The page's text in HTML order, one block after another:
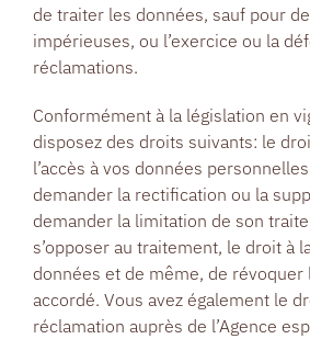
de traiter les données, sauf pour
impérieuses, ou l’exercice ou la
réclamations.
Conformément à la législation en
disposez des droits suivants: le
l’accès à vos données
demander la rectification ou la
demander la limitation de son
s’opposer au traitement, le droit à
données et de même, de
accordé. Vous avez également le
réclamation auprès de l’Agence